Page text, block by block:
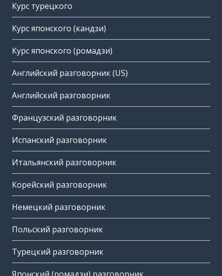
Курс турецкого
Курс японского (кандзи)
Курс японского (ромадзи)
Английский разговорник (US)
Английский разговорник
Французский разговорник
Испанский разговорник
Итальянский разговорник
Корейский разговорник
Немецкий разговорник
Польский разговорник
Турецкий разговорник